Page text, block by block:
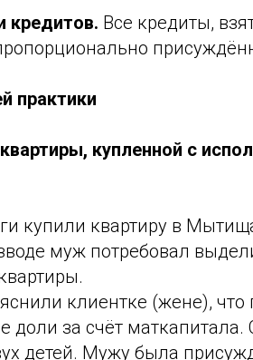
кредитов. Все кредиты,
практики
купленной с
купили квартиру в
муж потребовал
клиентке (жене), что
доли за счёт
детей. Мужу была